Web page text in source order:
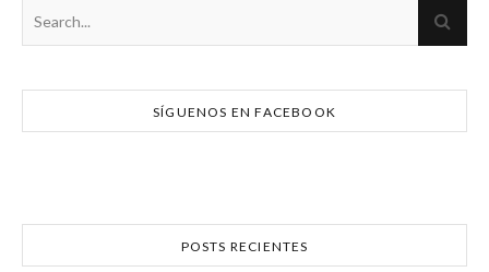
SÍGUENOS EN FACEBOOK
POSTS RECIENTES